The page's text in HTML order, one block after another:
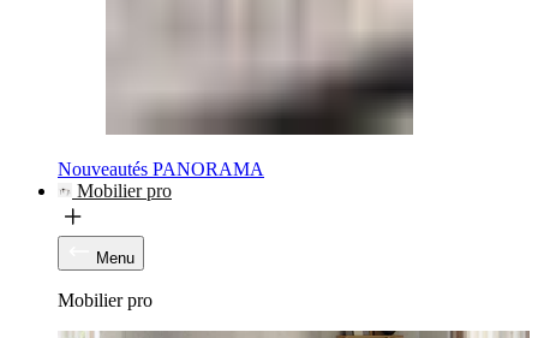
Nouveautés PANORAMA
Mobilier pro
Menu
Mobilier pro